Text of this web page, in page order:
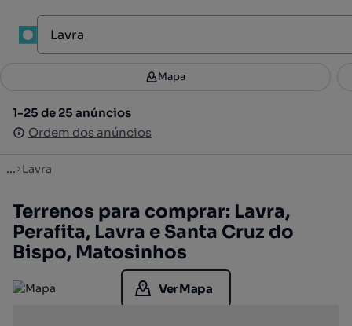
Filtros 2
1-25 de 25 anúncios
Ordem dos anúncios
Mapa
1-25 de 25 anúncios
Ordem dos anúncios
... Lavra
Terrenos para comprar: Lavra,
Perafita, Lavra e Santa Cruz do
Bispo, Matosinhos
Ver Mapa